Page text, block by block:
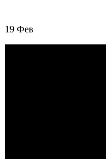
19 Фев